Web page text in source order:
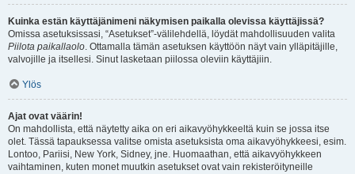
Kuinka estän käyttäjänimeni näkymisen paikalla olevissa käyttäjissä?
Omissa asetuksissasi, “Asetukset”-välilehdellä, löydät mahdollisuuden valita
Piilota paikallaolo. Ottamalla tämän asetuksen käyttöön näyt vain ylläpitäjille,
valvojille ja itsellesi. Sinut lasketaan piilossa oleviin käyttäjiin.
Ylös
Ajat ovat väärin!
On mahdollista, että näytetty aika on eri aikavyöhykkeeltä kuin se jossa itse
olet. Tässä tapauksessa valitse omista asetuksista oma aikavyöhykkeesi, esim.
Lontoo, Pariisi, New York, Sidney, jne. Huomaathan, että aikavyöhykkeen
vaihtaminen, kuten monet muutkin asetukset ovat vain rekisteröityneille